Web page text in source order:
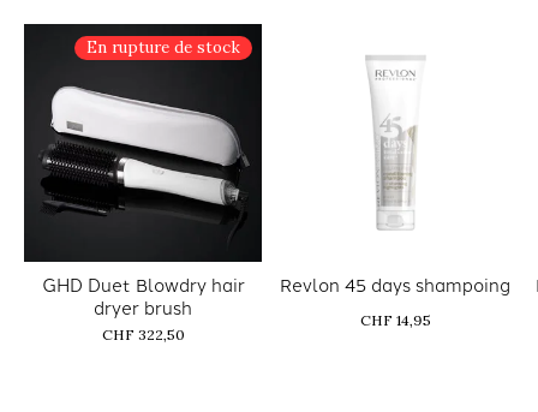
En rupture de stock
GHD Duet Blowdry hair
dryer brush
CHF 322,50
Revlon 45 days shampoing
CHF 14,95